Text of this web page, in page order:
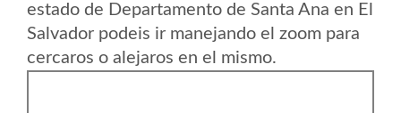
estado de Departamento de Santa Ana en El
Salvador podeis ir manejando el zoom para
cercaros o alejaros en el mismo.